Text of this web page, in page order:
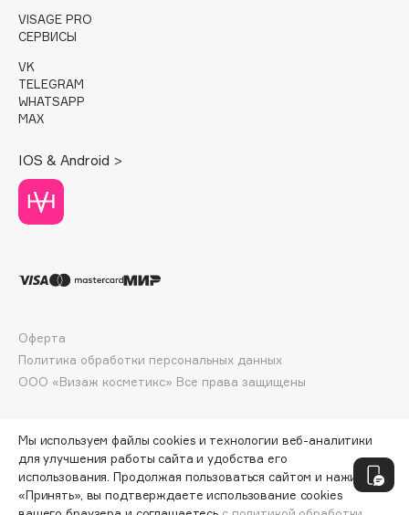
DABO
DARLING*
Darphin
Davines
Deonica
Divage
Dolce & Gabbana
Dorco
Dr.Ceuracle
VISAGE PRO
СЕРВИСЫ
VK
TELEGRAM
WHATSAPP
MAX
IOS & Android >
ООО «Визаж косметикс» Все права защищены
Оферта
Политика обработки персональных данных
Мы используем файлы cookies и технологии веб-аналитики
для улучшения работы сайта и удобства его
использования. Продолжая пользоваться сайтом и нажимая
«Принять», вы подтверждаете использование cookies